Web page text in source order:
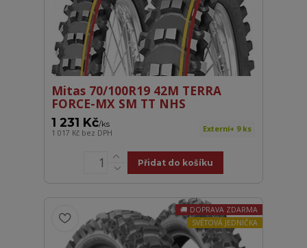
Mitas 70/100R19 42M TERRA
FORCE-MX SM TT NHS
1 231 Kč/ks
1 017 Kč bez DPH Externí+ 9 ks
Přidat do košíku
DOPRAVA ZDARMA
SVĚTOVÁ JEDNIČKA